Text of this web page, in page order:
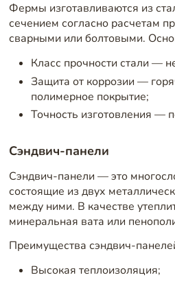
Фермы изготавливаются из
сечением согласно расчетам
сварными или болтовыми.
Класс прочности стали —
Защита от коррозии —
полимерное покрытие;
Точность изготовления
Сэндвич-панели
Сэндвич-панели — это
состоящие из двух
между ними. В качестве
минеральная вата или
Преимущества сэндвич-
Высокая теплоизоляция;